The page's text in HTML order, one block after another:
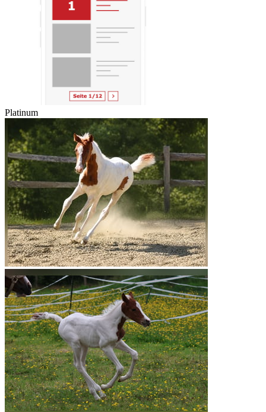
Platinum